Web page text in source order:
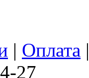
| Оплата
27